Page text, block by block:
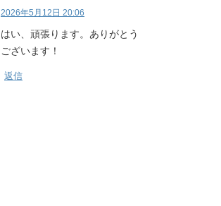
2026年5月12日 20:06
はい、頑張ります。ありがとう
ございます！
返信